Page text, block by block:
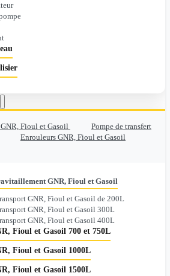
Fioul et Gasoil
Pompe de transfert
Enrouleurs GNR, Fioul et Gasoil
GNR, Fioul et Gasoil
GNR, Fioul et Gasoil de 200L
GNR, Fioul et Gasoil 300L
GNR, Fioul et Gasoil 400L
Fioul et Gasoil 700 et 750L
Fioul et Gasoil 1000L
Fioul et Gasoil 1500L